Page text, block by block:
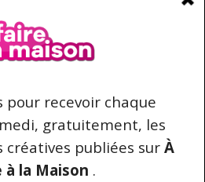
CONTACT
ET DROIT D'AUTEUR
© 2021 TOUS DROITS